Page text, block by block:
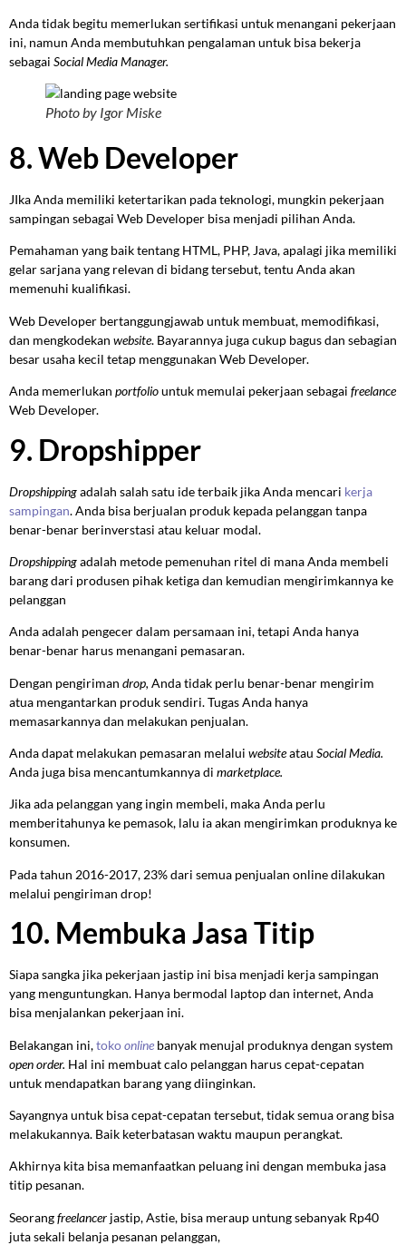
Anda tidak begitu memerlukan sertifikasi untuk menangani pekerjaan
ini, namun Anda membutuhkan pengalaman untuk bisa bekerja
sebagai Social Media Manager.
Photo by Igor Miske
8. Web Developer
JIka Anda memiliki ketertarikan pada teknologi, mungkin pekerjaan
sampingan sebagai Web Developer bisa menjadi pilihan Anda.
Pemahaman yang baik tentang HTML, PHP, Java, apalagi jika memiliki
gelar sarjana yang relevan di bidang tersebut, tentu Anda akan
memenuhi kualifikasi.
Web Developer bertanggungjawab untuk membuat, memodifikasi,
dan mengkodekan website. Bayarannya juga cukup bagus dan sebagian
besar usaha kecil tetap menggunakan Web Developer.
Anda memerlukan portfoliountuk memulai pekerjaan sebagai freelance
Web Developer.
9. Dropshipper
Dropshippingadalah salah satu ide terbaik jika Anda mencari kerja
sampingan. Anda bisa berjualan produk kepada pelanggan tanpa
benar-benar berinverstasi atau keluar modal.
Dropshippingadalah metode pemenuhan ritel di mana Anda membeli
barang dari produsen pihak ketiga dan kemudian mengirimkannya ke
pelanggan
Anda adalah pengecer dalam persamaan ini, tetapi Anda hanya
benar-benar harus menangani pemasaran.
Dengan pengiriman drop, Anda tidak perlu benar-benar mengirim
atua mengantarkan produk sendiri. Tugas Anda hanya
memasarkannya dan melakukan penjualan.
Anda dapat melakukan pemasaran melalui websiteatau Social Media.
Anda juga bisa mencantumkannya di marketplace.
Jika ada pelanggan yang ingin membeli, maka Anda perlu
memberitahunya ke pemasok, lalu ia akan mengirimkan produknya ke
konsumen.
Pada tahun 2016-2017, 23% dari semua penjualan online dilakukan
melalui pengiriman drop!
10. Membuka Jasa Titip
Siapa sangka jika pekerjaan jastip ini bisa menjadi kerja sampingan
yang menguntungkan. Hanya bermodal laptop dan internet, Anda
bisa menjalankan pekerjaan ini.
Belakangan ini,tokoonline banyak menujal produknya dengan system
open order. Hal ini membuat calo pelanggan harus cepat-cepatan
untuk mendapatkan barang yang diinginkan.
Sayangnya untuk bisa cepat-cepatan tersebut, tidak semua orang bisa
melakukannya. Baik keterbatasan waktu maupun perangkat.
Akhirnya kita bisa memanfaatkan peluang ini dengan membuka jasa
titip pesanan.
Seorangfreelancer jastip, Astie, bisa meraup untung sebanyak Rp40
juta sekali belanja pesanan pelanggan,